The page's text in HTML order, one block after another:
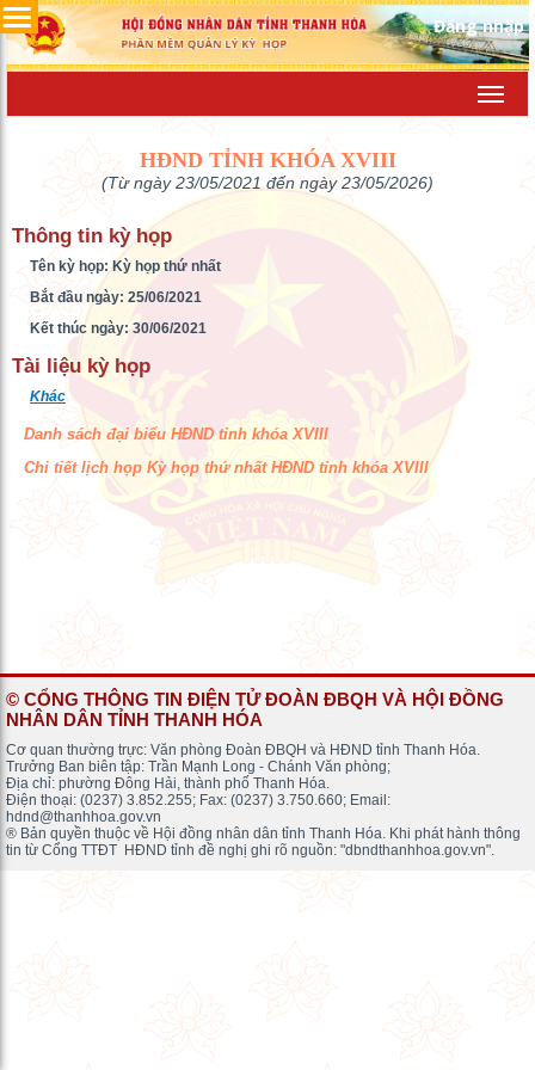
Đăng nhập
HĐND TỈNH KHÓA XVIII
(Từ ngày 23/05/2021 đến ngày 23/05/2026)
Thông tin kỳ họp
Tên kỳ họp: Kỳ họp thứ nhất
Bắt đầu ngày: 25/06/2021
Kết thúc ngày: 30/06/2021
Tài liệu kỳ họp
Khác
Danh sách đại biểu HĐND tỉnh khóa XVIII
Chi tiết lịch họp Kỳ họp thứ nhất HĐND tỉnh khóa XVIII
© CỔNG THÔNG TIN ĐIỆN TỬ ĐOÀN ĐBQH VÀ HỘI ĐỒNG
NHÂN DÂN TỈNH THANH HÓA
Cơ quan thường trực: Văn phòng Đoàn ĐBQH và HĐND tỉnh Thanh Hóa.
Trưởng Ban biên tập: Trần Mạnh Long - Chánh Văn phòng;
Địa chỉ: phường Đông Hải, thành phố Thanh Hóa.
Điện thoại: (0237) 3.852.255; Fax: (0237) 3.750.660; Email:
hdnd@thanhhoa.gov.vn
® Bản quyền thuộc về Hội đồng nhân dân tỉnh Thanh Hóa. Khi phát hành thông
tin từ Cổng TTĐT HĐND tỉnh đề nghị ghi rõ nguồn: "dbndthanhhoa.gov.vn".